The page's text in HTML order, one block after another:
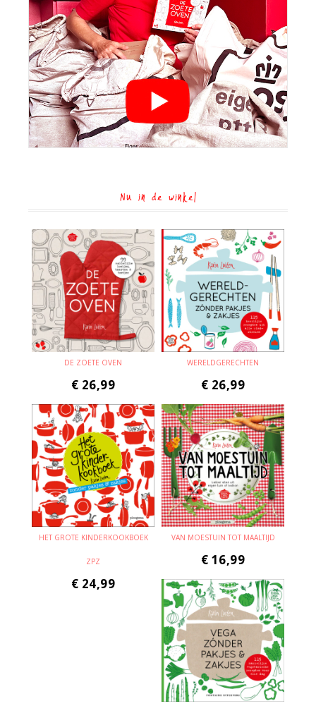
Nu in de winkel
DE ZOETE OVEN
€ 26,99
WERELDGERECHTEN
€ 26,99
HET GROTE KINDERKOOKBOEK
ZPZ
€ 24,99
VAN MOESTUIN TOT MAALTIJD
€ 16,99